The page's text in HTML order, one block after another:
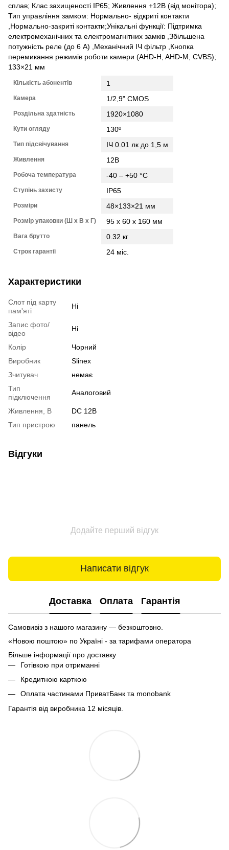
сплав; Клас захищеності IP65; Живлення +12В (від монітора);
Тип управління замком: Нормально- відкриті контакти
,Нормально-закриті контакти;Унікальні функції: Підтримка
електромеханічних та електромагнітних замків ,Збільшена
потужність реле (до 6 А) ,Механічний ІЧ фільтр ,Кнопка
перемикання режимів роботи камери (AHD-H, AHD-M, CVBS);
133×21 мм
Кількість абонентів 1
Камера 1/2,9" CMOS
Роздільна здатність 1920×1080
Кути огляду 130º
Тип підсвічування ІЧ 0.01 лк до 1,5 м
Живлення 12В
Робоча температура -40 – +50 °С
Ступінь захисту IP65
Розміри 48×133×21 мм
Розмір упаковки (Ш х В х Г) 95 x 60 x 160 мм
Вага брутто 0.32 кг
Строк гарантії 24 міс.
Характеристики
Слот під карту
пам'яті
Ні
Запис фото/
відео
Ні
Колір
Чорний
Виробник
Slinex
Зчитувач
немає
Тип
підключення
Аналоговий
Живлення, В
DC 12В
Тип пристрою
панель
Відгуки
Додайте перший відгук
Написати відгук
Доставка Оплата Гарантія
Самовивіз з нашого магазину — безкоштовно.
«Новою поштою» по Україні - за тарифами оператора
Більше інформації про доставку
Готівкою при отриманні
Кредитною карткою
Оплата частинами ПриватБанк та monobank
Гарантія від виробника 12 місяців.